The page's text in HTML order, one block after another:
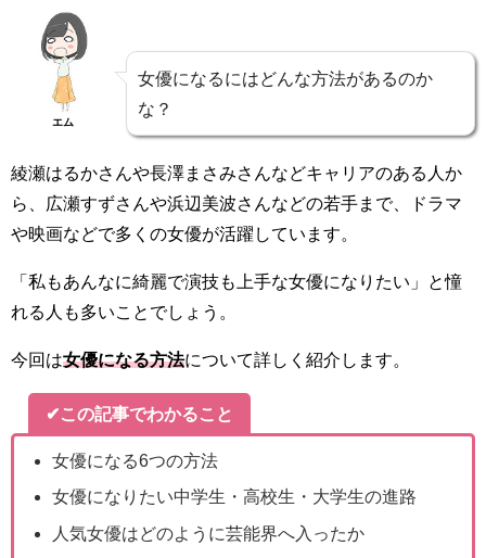
エム
女優になるにはどんな方法があるのか
な？
綾瀬はるかさんや長澤まさみさんなどキャリアのある人か
ら、広瀬すずさんや浜辺美波さんなどの若手まで、ドラマ
や映画などで多くの女優が活躍しています。
「私もあんなに綺麗で演技も上手な女優になりたい」と憧
れる人も多いことでしょう。
今回は女優になる方法について詳しく紹介します。
✔この記事でわかること
女優になる6つの方法
女優になりたい中学生・高校生・大学生の進路
人気女優はどのように芸能界へ入ったか